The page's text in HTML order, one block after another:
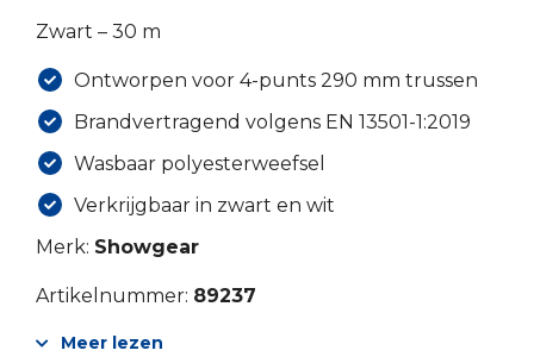
Zwart – 30 m
Ontworpen voor 4-punts 290 mm trussen
Brandvertragend volgens EN 13501-1:2019
Wasbaar polyesterweefsel
Verkrijgbaar in zwart en wit
Merk: Showgear
Artikelnummer: 89237
Meer lezen